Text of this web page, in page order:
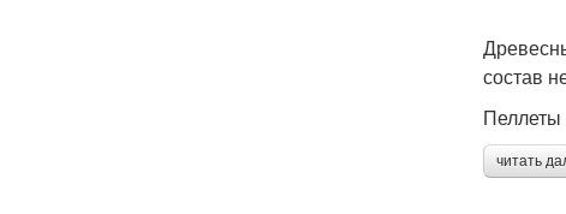
состав
Пеллеты
читать